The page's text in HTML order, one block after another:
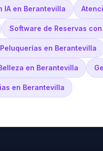
IA en Berantevilla
Software de Reservas
Peluquerías en Berantevilla
en Berantevilla
en Berantevilla